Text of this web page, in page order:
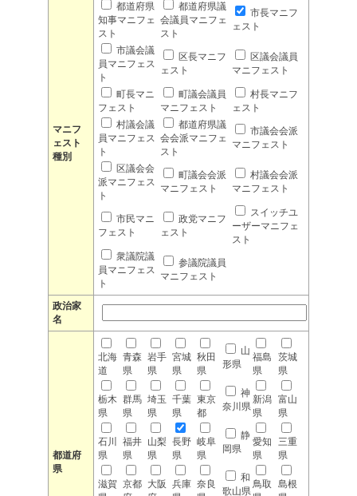
マニフ
ェスト
種別
都道府県
知事マニフェ
スト
都道府県議
会議員マニフェ
スト
市長マニフ
ェスト
市議会議
員マニフェス
ト
区長マニフ
ェスト
区議会議員
マニフェスト
町長マニ
フェスト
町議会議員
マニフェスト
村長マニフ
ェスト
村議会議
員マニフェス
ト
都道府県議
会会派マニフェ
スト
市議会会派
マニフェスト
区議会会
派マニフェス
ト
町議会会派
マニフェスト
村議会会派
マニフェスト
市民マニ
フェスト
政党マニフ
ェスト
スイッチユ
ーザーマニフェ
スト
衆議院議
員マニフェス
ト
参議院議員
マニフェスト
政治家
名
都道府
県
北海
道
青森
県
岩手
県
宮城
県
秋田
県
山
形県
福島
県
茨城
県
栃木
県
群馬
県
埼玉
県
千葉
県
東京
都
神
奈川県
新潟
県
富山
県
石川
県
福井
県
山梨
県
長野
県
岐阜
県
静
岡県
愛知
県
三重
県
滋賀 京都 大阪
兵庫 奈良
和
歌山県
鳥取
島根